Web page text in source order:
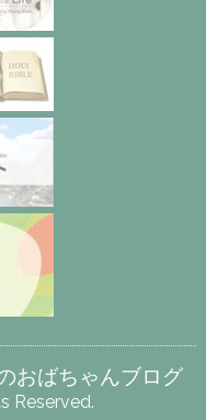
おばちゃんブログ
Reserved.